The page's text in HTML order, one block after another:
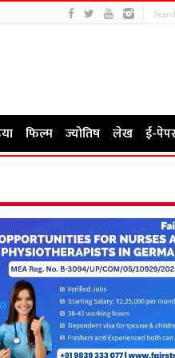
फिल्म ज्योतिष लेख ई-